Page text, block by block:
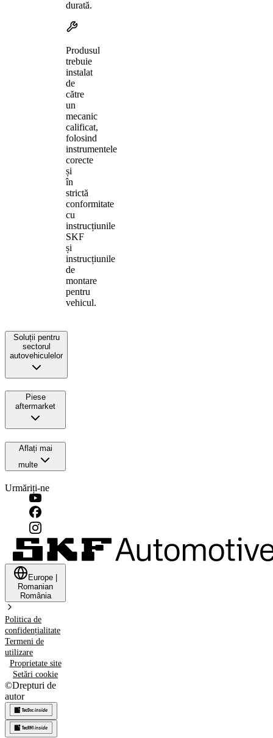
durată.
Produsul
trebuie
instalat
de
către
un
mecanic
calificat,
folosind
instrumentele
corecte
și
în
strictă
conformitate
cu
instrucțiunile
SKF
și
instrucțiunile
de
montare
pentru
vehicul.
Soluții pentru
sectorul
autovehiculelor
Piese
aftermarket
Aflați mai
multe
Urmăriți-ne
Europe
Romanian
România
Politica de
confidențialitate
Termeni de
utilizare
Proprietate site
Setări cookie
©Drepturi de
autor